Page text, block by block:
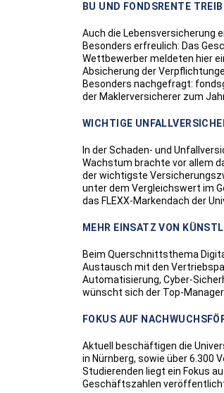
BU UND FONDSRENTE
Auch die Lebensversicherung
Besonders erfreulich: Das
Wettbewerber meldeten hier
Absicherung der
Besonders nachgefragt:
der Maklerversicherer zum
WICHTIGE
In der Schaden- und
Wachstum brachte vor allem
der wichtigste
unter dem Vergleichswert im
das FLEXX-Markendach der
MEHR EINSATZ VON
Beim Querschnittsthema
Austausch mit den
Automatisierung, Cyber-
wünscht sich der Top-
FOKUS AUF
Aktuell beschäftigen die
in Nürnberg, sowie über 6.300
Studierenden liegt ein Fokus
Geschäftszahlen veröffentlicht